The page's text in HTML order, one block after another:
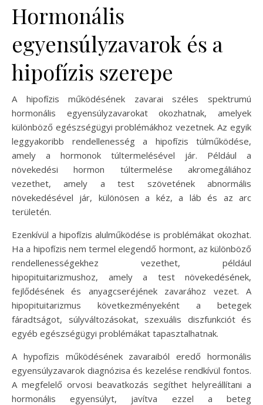
Hormonális
egyensúlyzavarok és a
hipofízis szerepe
A hipofízis működésének zavarai széles spektrumú
hormonális egyensúlyzavarokat okozhatnak, amelyek
különböző egészségügyi problémákhoz vezetnek. Az egyik
leggyakoribb rendellenesség a hipofízis túlműködése,
amely a hormonok túltermelésével jár. Például a
növekedési hormon túltermelése akromegáliához
vezethet, amely a test szövetének abnormális
növekedésével jár, különösen a kéz, a láb és az arc
területén.
Ezenkívül a hipofízis alulműködése is problémákat okozhat.
Ha a hipofízis nem termel elegendő hormont, az különböző
rendellenességekhez vezethet, például
hipopituitarizmushoz, amely a test növekedésének,
fejlődésének és anyagcseréjének zavarához vezet. A
hipopituitarizmus következményeként a betegek
fáradtságot, súlyváltozásokat, szexuális diszfunkciót és
egyéb egészségügyi problémákat tapasztalhatnak.
A hypofízis működésének zavaraiból eredő hormonális
egyensúlyzavarok diagnózisa és kezelése rendkívül fontos.
A megfelelő orvosi beavatkozás segíthet helyreállítani a
hormonális egyensúlyt, javítva ezzel a beteg